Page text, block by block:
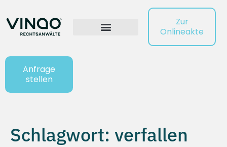
Zur
Onlineakte
Anfrage
stellen
Schlagwort: verfallen